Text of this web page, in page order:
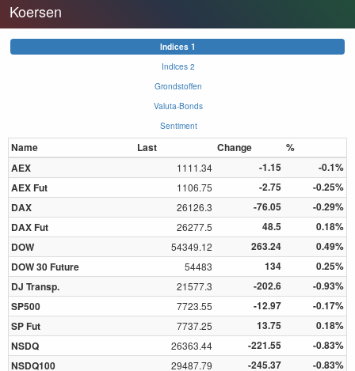
Koersen
Indices 1
Indices 2
Grondstoffen
Valuta-Bonds
Sentiment
Name Last Change
%
AEX
1111.34 -1.15
-0.1%
AEX Fut
1106.75 -2.75
-0.25%
DAX
26126.3 -76.05
-0.29%
DAX Fut
26277.5 48.5
0.18%
DOW
54349.12 263.24
0.49%
DOW 30 Future
54483 134
0.25%
DJ Transp.
21577.3 -202.6
-0.93%
SP500
7723.55 -12.97
-0.17%
SP Fut
7737.25 13.75
0.18%
NSDQ
26363.44 -221.55
-0.83%
NSDQ100
29487.79 -245.37 -0.83%